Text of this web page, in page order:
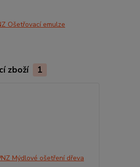
Ošetřovací emulze
zboží 1